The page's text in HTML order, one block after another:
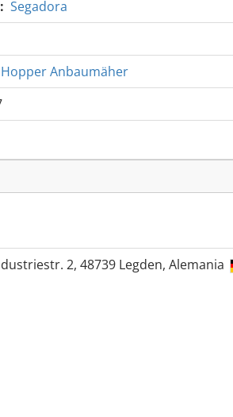
Segadora
Hopper Anbaumäher
2, 48739 Legden, Alemania